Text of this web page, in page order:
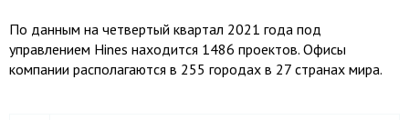
По данным на четвертый квартал 2021 года под
управлением Hines находится 1486 проектов. Офисы
компании располагаются в 255 городах в 27 странах мира.